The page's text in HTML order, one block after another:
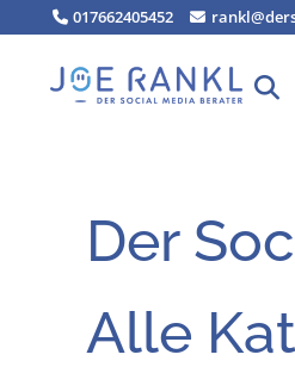
Inhalt
springen
017662405452
Der
Alle